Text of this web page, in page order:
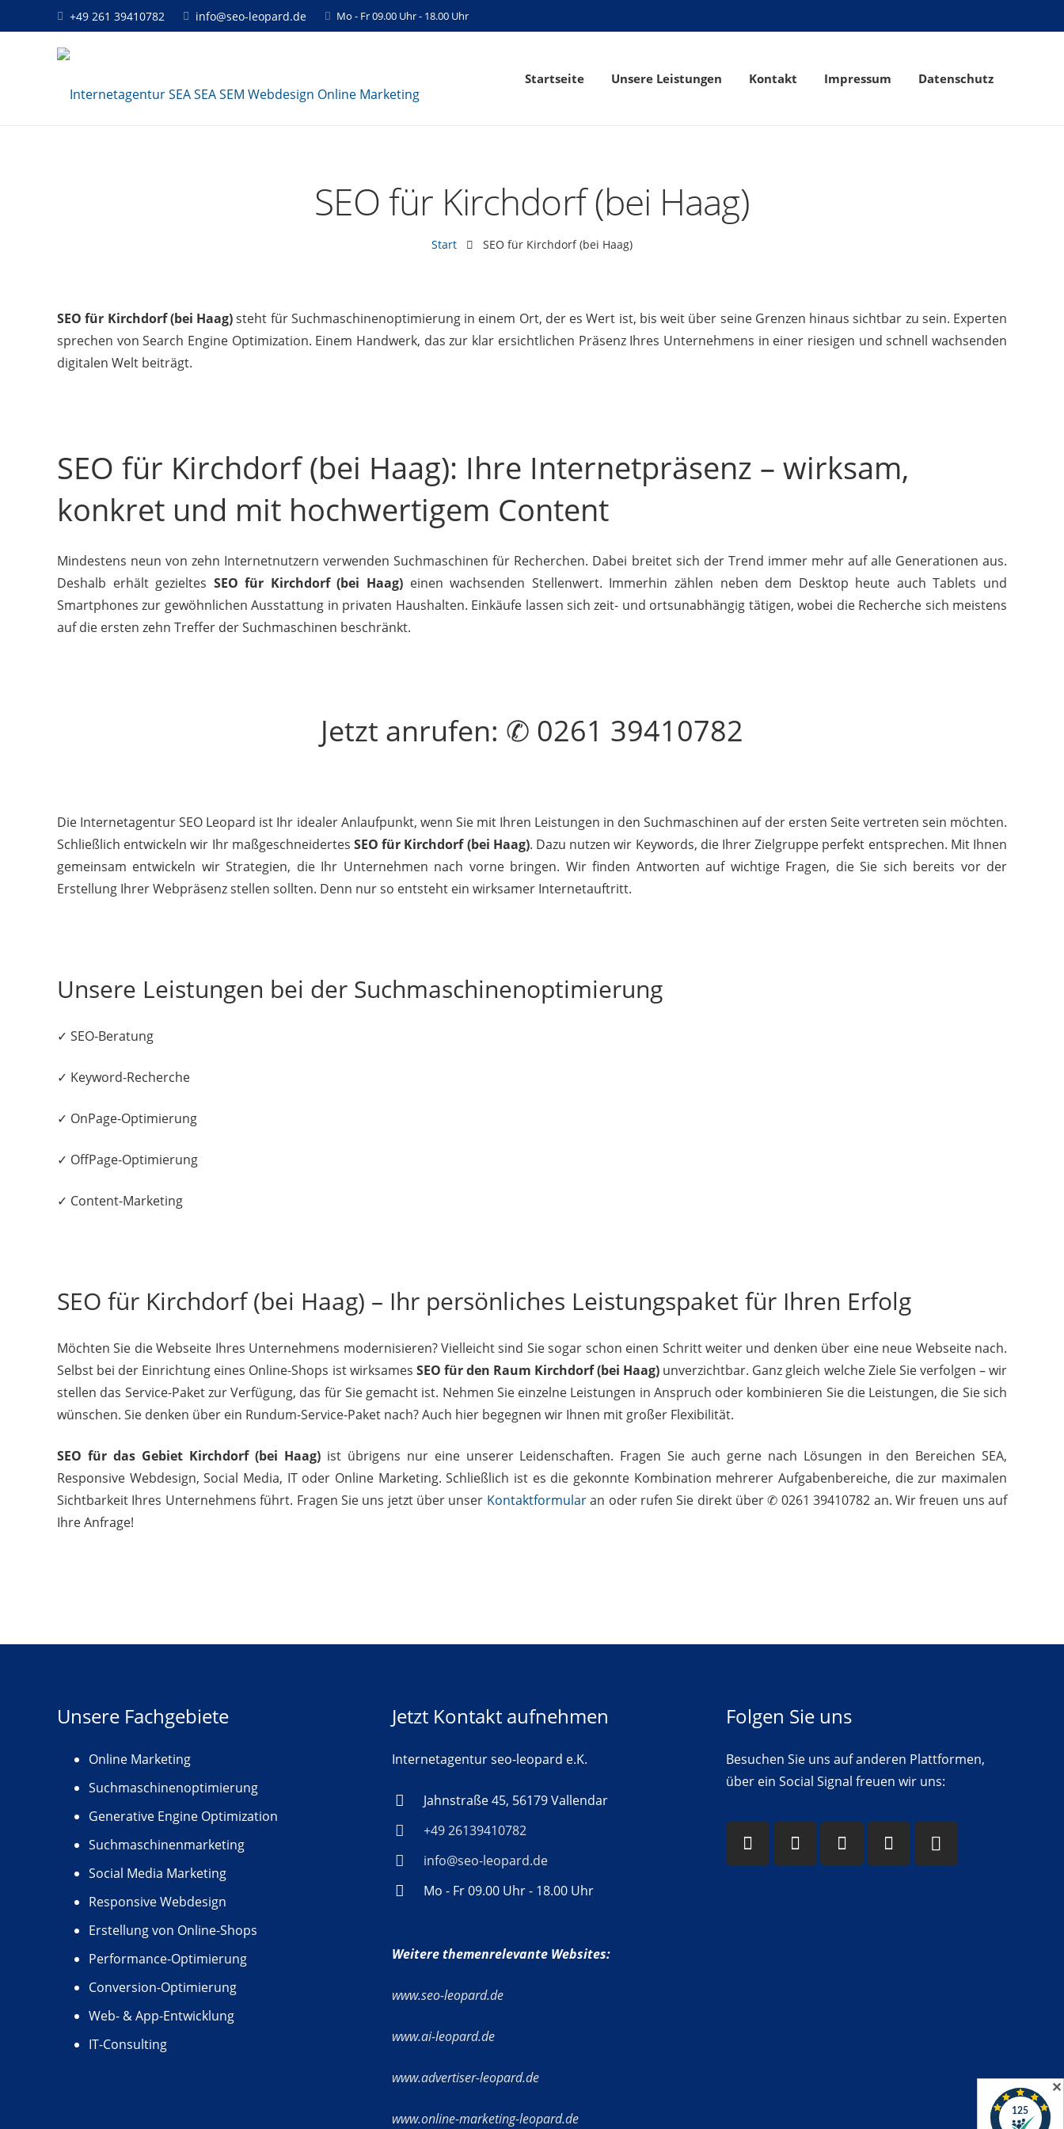
+49 261 39410782 info@seo-leopard.de Mo - Fr 09.00 Uhr - 18.00 Uhr
Startseite Unsere Leistungen Kontakt Impressum Datenschutz
SEO für Kirchdorf (bei Haag)
Start SEO für Kirchdorf (bei Haag)
SEO für Kirchdorf (bei Haag)steht für Suchmaschinenoptimierung in einem Ort, der es Wert ist, bis weit über seine Grenzen hinaus sichtbar zu sein. Experten
sprechen von Search Engine Optimization. Einem Handwerk, das zur klar ersichtlichen Präsenz Ihres Unternehmens in einer riesigen und schnell wachsenden
digitalen Welt beiträgt.
SEO für Kirchdorf (bei Haag): Ihre Internetpräsenz – wirksam,
konkret und mit hochwertigem Content
Mindestens neun von zehn Internetnutzern verwenden Suchmaschinen für Recherchen. Dabei breitet sich der Trend immer mehr auf alle Generationen aus.
Deshalb erhält gezieltes SEO für Kirchdorf (bei Haag) einen wachsenden Stellenwert. Immerhin zählen neben dem Desktop heute auch Tablets und
Smartphones zur gewöhnlichen Ausstattung in privaten Haushalten. Einkäufe lassen sich zeit- und ortsunabhängig tätigen, wobei die Recherche sich meistens
auf die ersten zehn Treffer der Suchmaschinen beschränkt.
Jetzt anrufen: ✆ 0261 39410782
Die Internetagentur SEO Leopard ist Ihr idealer Anlaufpunkt, wenn Sie mit Ihren Leistungen in den Suchmaschinen auf der ersten Seite vertreten sein möchten.
Schließlich entwickeln wir Ihr maßgeschneidertes SEO für Kirchdorf (bei Haag). Dazu nutzen wir Keywords, die Ihrer Zielgruppe perfekt entsprechen. Mit Ihnen
gemeinsam entwickeln wir Strategien, die Ihr Unternehmen nach vorne bringen. Wir finden Antworten auf wichtige Fragen, die Sie sich bereits vor der
Erstellung Ihrer Webpräsenz stellen sollten. Denn nur so entsteht ein wirksamer Internetauftritt.
Unsere Leistungen bei der Suchmaschinenoptimierung
✓ SEO-Beratung
✓ Keyword-Recherche
✓ OnPage-Optimierung
✓ OffPage-Optimierung
✓ Content-Marketing
SEO für Kirchdorf (bei Haag) – Ihr persönliches Leistungspaket für Ihren Erfolg
Möchten Sie die Webseite Ihres Unternehmens modernisieren? Vielleicht sind Sie sogar schon einen Schritt weiter und denken über eine neue Webseite nach.
Selbst bei der Einrichtung eines Online-Shops ist wirksames SEO für den Raum Kirchdorf (bei Haag) unverzichtbar. Ganz gleich welche Ziele Sie verfolgen – wir
stellen das Service-Paket zur Verfügung, das für Sie gemacht ist. Nehmen Sie einzelne Leistungen in Anspruch oder kombinieren Sie die Leistungen, die Sie sich
wünschen. Sie denken über ein Rundum-Service-Paket nach? Auch hier begegnen wir Ihnen mit großer Flexibilität.
SEO für das Gebiet Kirchdorf (bei Haag)ist übrigens nur eine unserer Leidenschaften. Fragen Sie auch gerne nach Lösungen in den Bereichen SEA,
Responsive Webdesign, Social Media, IT oder Online Marketing. Schließlich ist es die gekonnte Kombination mehrerer Aufgabenbereiche, die zur maximalen
Sichtbarkeit Ihres Unternehmens führt. Fragen Sie uns jetzt über unser Kontaktformularan oder rufen Sie direkt über ✆ 0261 39410782 an. Wir freuen uns auf
Ihre Anfrage!
Unsere Fachgebiete
Online Marketing
Suchmaschinenoptimierung
Generative Engine Optimization
Suchmaschinenmarketing
Social Media Marketing
Responsive Webdesign
Erstellung von Online-Shops
Performance-Optimierung
Conversion-Optimierung
Web- & App-Entwicklung
IT-Consulting
Jetzt Kontakt aufnehmen
Internetagentur seo-leopard e.K.
Jahnstraße 45, 56179 Vallendar
+49 26139410782
info@seo-leopard.de
Mo - Fr 09.00 Uhr - 18.00 Uhr
Weitere themenrelevante Websites:
www.seo-leopard.de
www.ai-leopard.de
www.advertiser-leopard.de
www.online-marketing-leopard.de
Folgen Sie uns
Besuchen Sie uns auf anderen Plattformen,
über ein Social Signal freuen wir uns:
✕